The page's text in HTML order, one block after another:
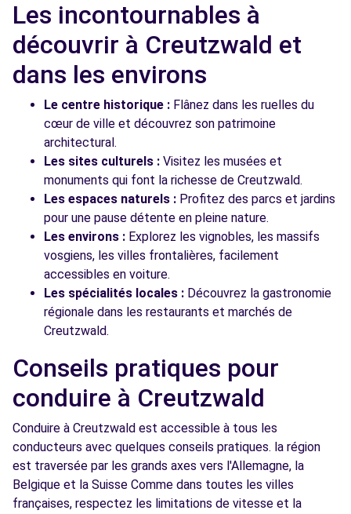
Les incontournables à
découvrir à Creutzwald et
dans les environs
Le centre historique : Flânez dans les ruelles du
cœur de ville et découvrez son patrimoine
architectural.
Les sites culturels : Visitez les musées et
monuments qui font la richesse de Creutzwald.
Les espaces naturels : Profitez des parcs et jardins
pour une pause détente en pleine nature.
Les environs : Explorez les vignobles, les massifs
vosgiens, les villes frontalières, facilement
accessibles en voiture.
Les spécialités locales : Découvrez la gastronomie
régionale dans les restaurants et marchés de
Creutzwald.
Conseils pratiques pour
conduire à Creutzwald
Conduire à Creutzwald est accessible à tous les
conducteurs avec quelques conseils pratiques. la région
est traversée par les grands axes vers l'Allemagne, la
Belgique et la Suisse Comme dans toutes les villes
françaises, respectez les limitations de vitesse et la